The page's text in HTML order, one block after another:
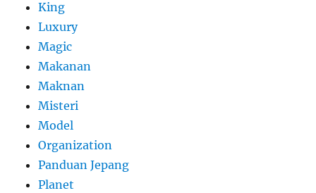
King
Luxury
Magic
Makanan
Maknan
Misteri
Model
Organization
Panduan Jepang
Planet